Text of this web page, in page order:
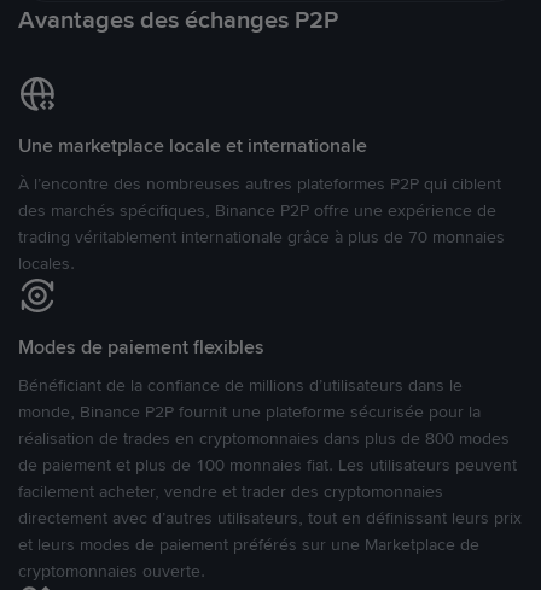
Avantages des échanges P2P
Une marketplace locale et internationale
À l’encontre des nombreuses autres plateformes P2P qui ciblent
des marchés spécifiques, Binance P2P offre une expérience de
trading véritablement internationale grâce à plus de 70 monnaies
locales.
Modes de paiement flexibles
Bénéficiant de la confiance de millions d’utilisateurs dans le
monde, Binance P2P fournit une plateforme sécurisée pour la
réalisation de trades en cryptomonnaies dans plus de 800 modes
de paiement et plus de 100 monnaies fiat. Les utilisateurs peuvent
facilement acheter, vendre et trader des cryptomonnaies
directement avec d’autres utilisateurs, tout en définissant leurs prix
et leurs modes de paiement préférés sur une Marketplace de
cryptomonnaies ouverte.